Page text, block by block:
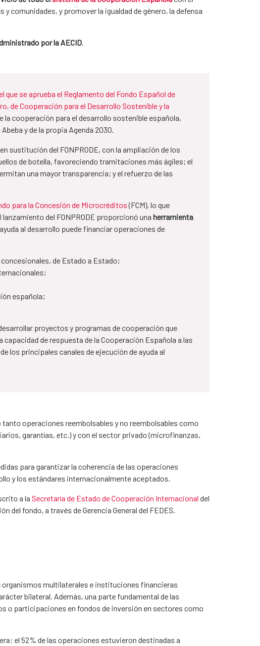
comunidades, y promover la igualdad de género, la defensa
por la AECID
que se aprueba el Reglamento del Fondo Español de
de Cooperación para el Desarrollo Sostenible y la
cooperación para el desarrollo sostenible española,
y de la propia Agenda 2030.
sustitución del FONPRODE, con la ampliación de los
de botella, favoreciendo tramitaciones más ágiles; el
una mayor transparencia; y el refuerzo de las
para la Concesión de Microcréditos(FCM), lo que
del FONPRODE proporcionó una herramienta
al desarrollo puede financiar operaciones de
de Estado a Estado​;
española;
proyectos y programas de cooperación que
de respuesta de la Cooperación Española a las
los principales canales de ejecución de ayuda al
operaciones reembolsables y no reembolsables como
garantías, etc.) y con el sector privado (microfinanzas,
para garantizar la coherencia de las operaciones
y los estándares internacionalmente aceptados.
a la Secretaría de Estado de Cooperación Internacional del
del fondo, a través de Gerencia General del FEDES.
multilaterales e instituciones financieras
bilateral. Además, una parte fundamental de las
o participaciones en fondos de inversión en sectores como
el 52% de las operaciones estuvieron destinadas a